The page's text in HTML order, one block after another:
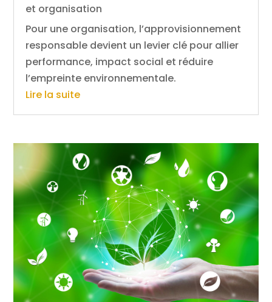
et organisation
Pour une organisation, l’approvisionnement
responsable devient un levier clé pour allier
performance, impact social et réduire
l’empreinte environnementale.
Lire la suite